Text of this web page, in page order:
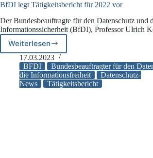
BfDI legt Tätigkeitsbericht für 2022 vor
Der Bundesbeauftragte für den Datenschutz und
Informationssicherheit (BfDI), Professor Ulrich
Weiterlesen
BfDI
legt
Tätigkeitsbericht
für
2022
17.03.2023
BFDI
Bundesbeauftragter für den
die Informationsfreiheit
Datenschutz-
News
Tätigkeitsbericht